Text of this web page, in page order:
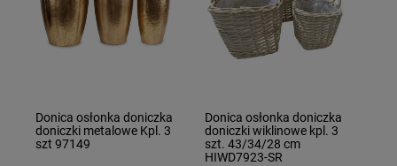
Donica osłonka doniczka
doniczki metalowe Kpl. 3
szt 97149
Donica osłonka doniczka
doniczki wiklinowe kpl. 3
szt. 43/34/28 cm
HIWD7923-SR